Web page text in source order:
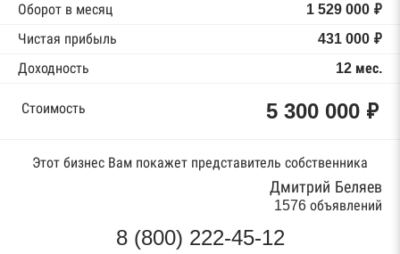
Оборот в месяц
1 529 000 ₽
Чистая прибыль
431 000 ₽
Доходность
12 мес.
Стоимость 5 300 000 ₽
Этот бизнес Вам покажет представитель собственника
Дмитрий Беляев
1576 объявлений
8 (800) 222-45-12